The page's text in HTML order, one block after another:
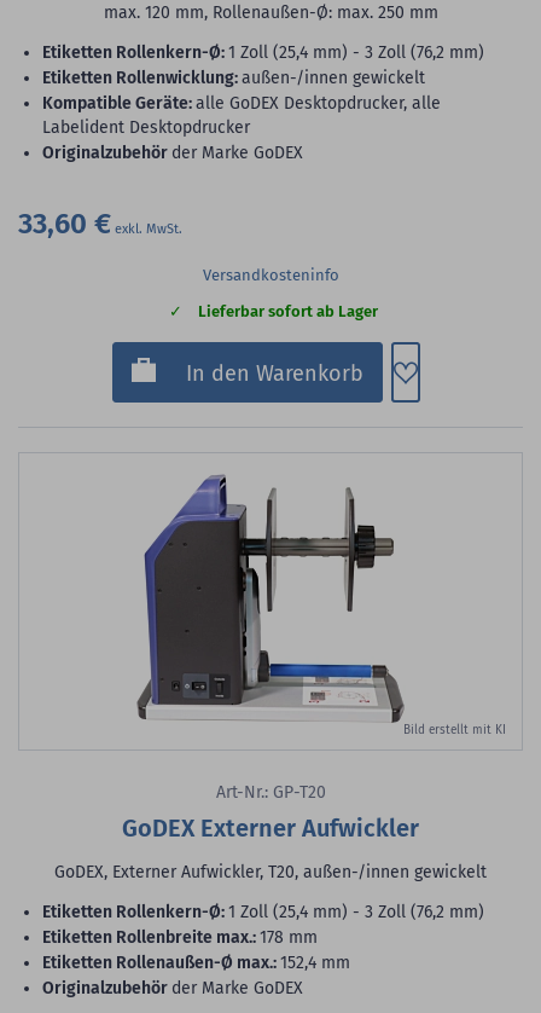
max. 120 mm, Rollenaußen-Ø: max. 250 mm
Etiketten Rollenkern-Ø:1 Zoll (25,4 mm) - 3 Zoll (76,2 mm)
Etiketten Rollenwicklung:außen-/innen gewickelt
Kompatible Geräte:alle GoDEX Desktopdrucker, alle
Labelident Desktopdrucker
Originalzubehör der Marke GoDEX
33,60 €
Versandkosteninfo
Lieferbar sofort ab Lager
In den Warenkorb Zum
Bild erstellt mit KI
Art-Nr.: GP-T20
GoDEX Externer Aufwickler
GoDEX, Externer Aufwickler, T20, außen-/innen gewickelt
Etiketten Rollenkern-Ø:1 Zoll (25,4 mm) - 3 Zoll (76,2 mm)
Etiketten Rollenbreite max.:178 mm
Etiketten Rollenaußen-Ø max.:152,4 mm
Originalzubehör der Marke GoDEX